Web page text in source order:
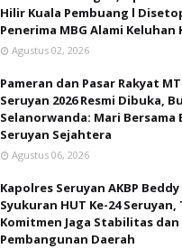
Hilir Kuala Pembuang l
Penerima MBG Alami Keluhan
Agustus 02, 2026
Pameran dan Pasar Rakyat
Seruyan 2026 Resmi Dibuka,
Selanorwanda: Mari
Seruyan Sejahtera
Agustus 06, 2026
Kapolres Seruyan AKBP
Syukuran HUT Ke-24 Seruyan,
Komitmen Jaga Stabilitas
Pembangunan Daerah